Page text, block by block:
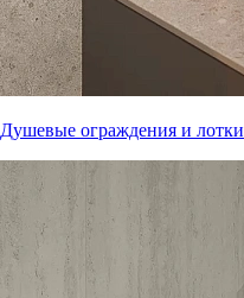
Душевые ограждения и лотки